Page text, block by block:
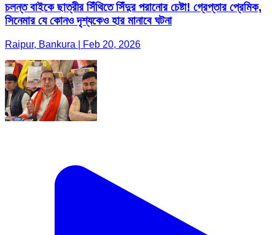
চলন্ত বাইকে ছাত্রীর সিঁথিতে সিঁদুর পরানোর চেষ্টা! গ্রেপ্তার প্রেমিক,
সিনেমার যে কোনও দৃশ্যকেও হার মানাবে ঘটনা
Raipur, Bankura | Feb 20, 2026